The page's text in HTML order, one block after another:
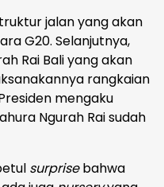
jalan yang akan
G20. Selanjutnya,
Rai Bali yang akan
rangkaian
mengaku
Ngurah Rai sudah
surprisebahwa